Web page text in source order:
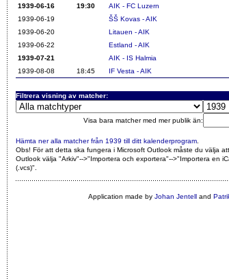
1939-06-16
19:30 AIK - FC Luzern
1939-06-19
ŠŠ Kovas - AIK
1939-06-20
Litauen - AIK
1939-06-22
Estland - AIK
1939-07-21
AIK - IS Halmia
1939-08-08
18:45 IF Vesta - AIK
Filtrera visning av matcher:
Visa bara matcher med mer publik än:
Hämta ner alla matcher från 1939 till ditt kalenderprogram
Obs! För att detta ska fungera i Microsoft Outlook måste du välja
Outlook välja "Arkiv"-->"Importera och exportera"-->"Importera en
(.vcs)"
Application made by Johan Jentelland